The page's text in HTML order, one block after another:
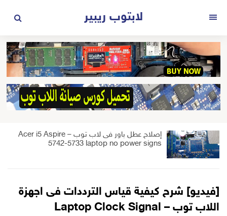
المحتوى
لابتوب ريبير
إصلاح عطل باور فى لاب توب – Acer i5 Aspire
5742-5733 laptop no power signs
[فيديو] شرح كيفية قياس الترددات فى اجهزة
اللاب توب – Laptop Clock Signal